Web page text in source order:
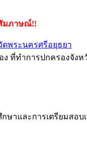
มภาษณ์!!
พระนครศรีอยุธยา
ที่ทําการปกครองจัง
าและการเตรียมสอบ